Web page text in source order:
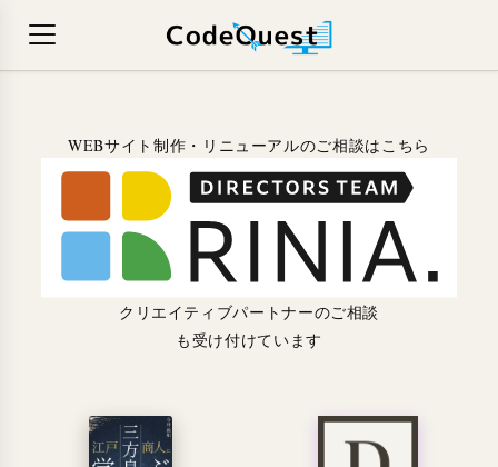
WEBサイト制作・リニューアルのご相談はこちら
クリエイティブパートナーのご相談
も受け付けています